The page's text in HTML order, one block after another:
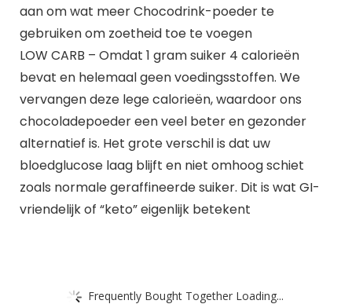
aan om wat meer Chocodrink-poeder te
gebruiken om zoetheid toe te voegen
LOW CARB – Omdat 1 gram suiker 4 calorieën
bevat en helemaal geen voedingsstoffen. We
vervangen deze lege calorieën, waardoor ons
chocoladepoeder een veel beter en gezonder
alternatief is. Het grote verschil is dat uw
bloedglucose laag blijft en niet omhoog schiet
zoals normale geraffineerde suiker. Dit is wat GI-
vriendelijk of “keto” eigenlijk betekent
Frequently Bought Together Loading...